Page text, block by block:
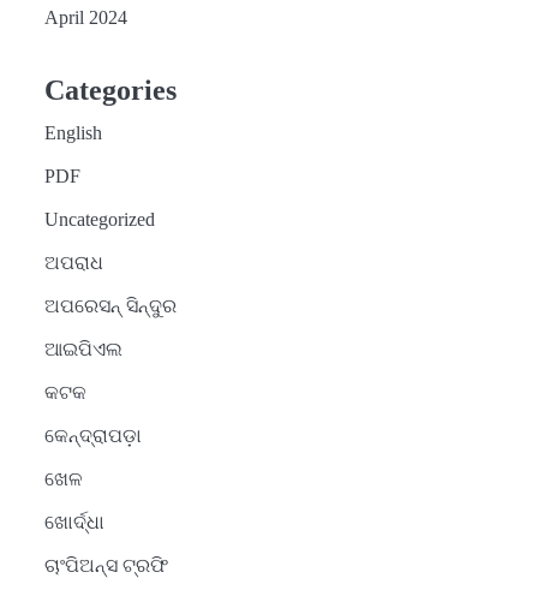
April 2024
Categories
English
PDF
Uncategorized
ଅପରାଧ
ଅପରେସନ୍ ସିନ୍ଦୁର
ଆଇପିଏଲ
କଟକ
କେନ୍ଦ୍ରାପଡ଼ା
ଖେଳ
ଖୋର୍ଦ୍ଧା
ଚାଂପିଅନ୍ସ ଟ୍ରଫି